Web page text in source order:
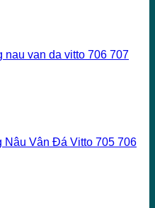
Nâu Vân Đá Vitto 705 706